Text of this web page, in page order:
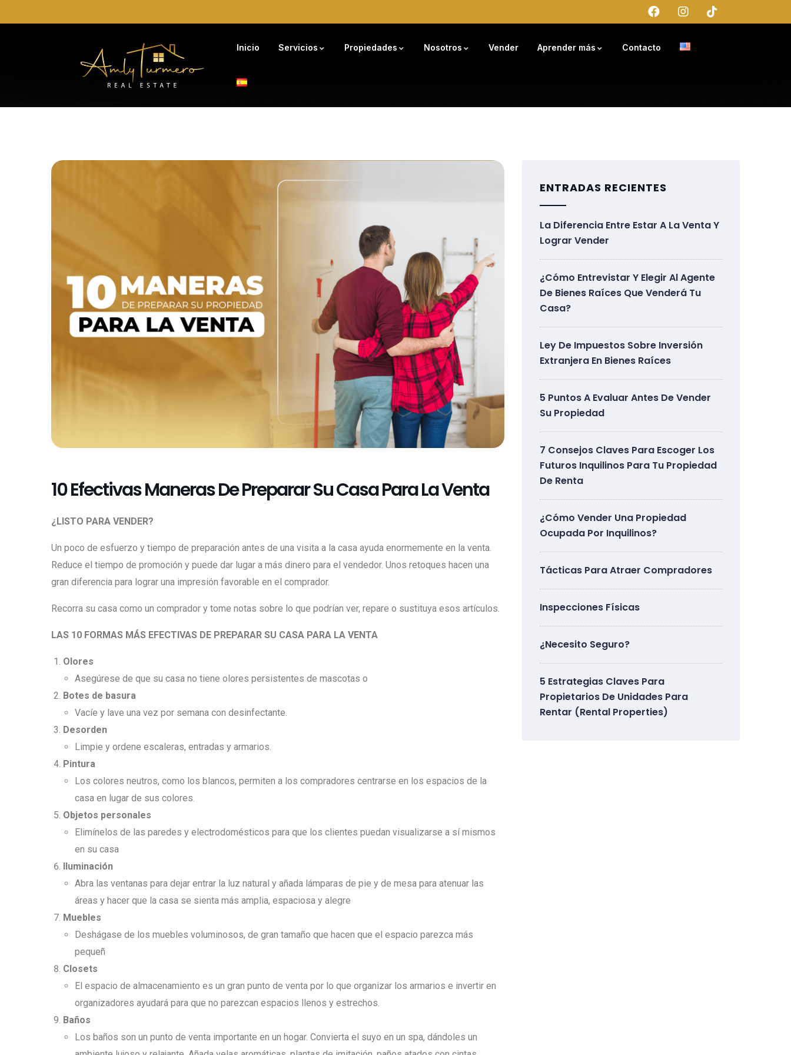
Inicio Servicios Propiedades Nosotros Vender Aprender más Contacto
10 Efectivas Maneras De Preparar Su Casa Para La Venta
¿LISTO PARA VENDER?
Un poco de esfuerzo y tiempo de preparación antes de una visita a la casa ayuda enormemente en la venta.
Reduce el tiempo de promoción y puede dar lugar a más dinero para el vendedor. Unos retoques hacen una
gran diferencia para lograr una impresión favorable en el comprador.
Recorra su casa como un comprador y tome notas sobre lo que podrían ver, repare o sustituya esos artículos.
LAS 10 FORMAS MÁS EFECTIVAS DE PREPARAR SU CASA PARA LA VENTA
Olores
Asegúrese de que su casa no tiene olores persistentes de mascotas o
Botes de basura
Vacíe y lave una vez por semana con desinfectante.
Desorden
Limpie y ordene escaleras, entradas y armarios.
Pintura
Los colores neutros, como los blancos, permiten a los compradores centrarse en los espacios de la
casa en lugar de sus colores.
Objetos personales
Elimínelos de las paredes y electrodomésticos para que los clientes puedan visualizarse a sí mismos
en su casa
Iluminación
Abra las ventanas para dejar entrar la luz natural y añada lámparas de pie y de mesa para atenuar las
áreas y hacer que la casa se sienta más amplia, espaciosa y alegre
Muebles
Deshágase de los muebles voluminosos, de gran tamaño que hacen que el espacio parezca más
pequeñ
Closets
El espacio de almacenamiento es un gran punto de venta por lo que organizar los armarios e invertir en
organizadores ayudará para que no parezcan espacios llenos y estrechos.
Baños
Los baños son un punto de venta importante en un hogar. Convierta el suyo en un spa, dándoles un
ENTRADAS RECIENTES
La Diferencia Entre Estar A La Venta Y
Lograr Vender
¿Cómo Entrevistar Y Elegir Al Agente
De Bienes Raíces Que Venderá Tu
Casa?
Ley De Impuestos Sobre Inversión
Extranjera En Bienes Raíces
5 Puntos A Evaluar Antes De Vender
Su Propiedad
7 Consejos Claves Para Escoger Los
Futuros Inquilinos Para Tu Propiedad
De Renta
¿Cómo Vender Una Propiedad
Ocupada Por Inquilinos?
Tácticas Para Atraer Compradores
Inspecciones Físicas
¿Necesito Seguro?
5 Estrategias Claves Para
Propietarios De Unidades Para
Rentar (Rental Properties)